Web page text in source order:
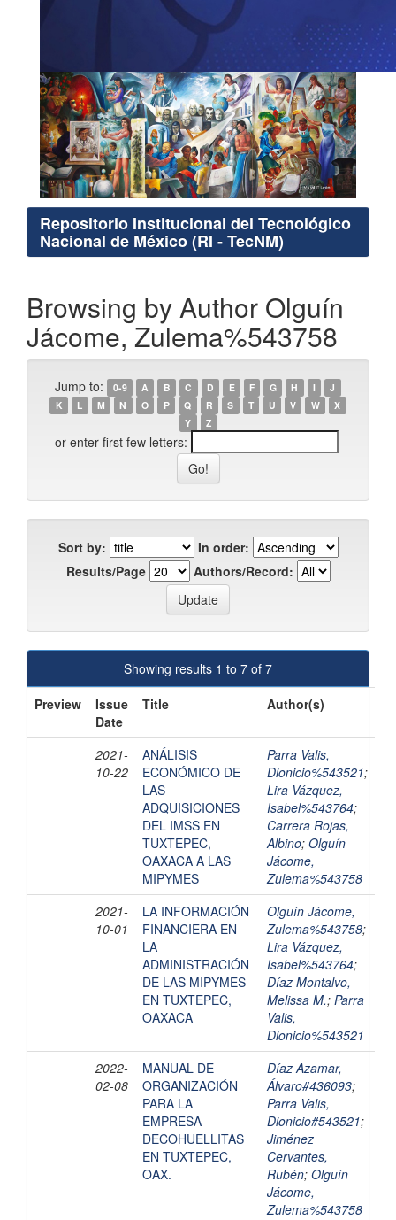
Repositorio Institucional del Tecnológico
Nacional de México (RI - TecNM)
Browsing by Author Olguín
Jácome, Zulema%543758
Jump to: 0-9 A B C D E F G H I
J
K
L M N O P Q R S T U V W
X
Y
Z
or enter first few letters:
Sort by:
In order:
Results/Page
Authors/Record:
Showing results 1 to 7 of 7
Preview
Issue
Date
Title Author(s)
2021-
10-22
ANÁLISIS
ECONÓMICO DE
LAS
ADQUISICIONES
DEL IMSS EN
TUXTEPEC,
OAXACA A LAS
MIPYMES
Parra Valis,
Dionicio%543521;
Lira Vázquez,
Isabel%543764;
Carrera Rojas,
Albino; Olguín
Jácome,
Zulema%543758
2021-
10-01
LA INFORMACIÓN
FINANCIERA EN
LA
ADMINISTRACIÓN
DE LAS MIPYMES
EN TUXTEPEC,
OAXACA
Olguín Jácome,
Zulema%543758;
Lira Vázquez,
Isabel%543764;
Díaz Montalvo,
Melissa M.; Parra
Valis,
Dionicio%543521
2022-
02-08
MANUAL DE
ORGANIZACIÓN
PARA LA
EMPRESA
DECOHUELLITAS
EN TUXTEPEC,
OAX.
Díaz Azamar,
Álvaro#436093;
Parra Valis,
Dionicio#543521;
Jiménez
Cervantes,
Rubén; Olguín
Jácome,
Zulema%543758